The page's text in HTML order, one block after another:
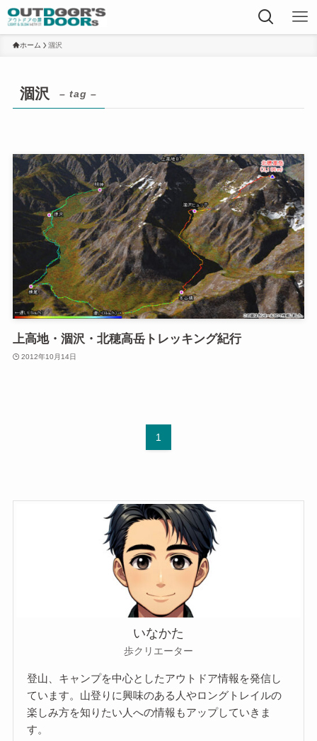
ホーム 涸沢
涸沢 – tag –
上高地・涸沢・北穂高岳トレッキング紀行
2012年10月14日
1
いなかた
歩クリエーター
登山、キャンプを中心としたアウトドア情報を発信し
ています。山登りに興味のある人やロングトレイルの
楽しみ方を知りたい人への情報もアップしていきま
す。